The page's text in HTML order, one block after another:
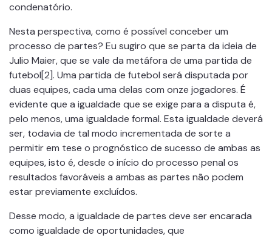
condenatório.
Nesta perspectiva, como é possível conceber um
processo de partes? Eu sugiro que se parta da ideia de
Julio Maier, que se vale da metáfora de uma partida de
futebol[2]. Uma partida de futebol será disputada por
duas equipes, cada uma delas com onze jogadores. É
evidente que a igualdade que se exige para a disputa é,
pelo menos, uma igualdade formal. Esta igualdade deverá
ser, todavia de tal modo incrementada de sorte a
permitir em tese o prognóstico de sucesso de ambas as
equipes, isto é, desde o início do processo penal os
resultados favoráveis a ambas as partes não podem
estar previamente excluídos.
Desse modo, a igualdade de partes deve ser encarada
como igualdade de oportunidades, que